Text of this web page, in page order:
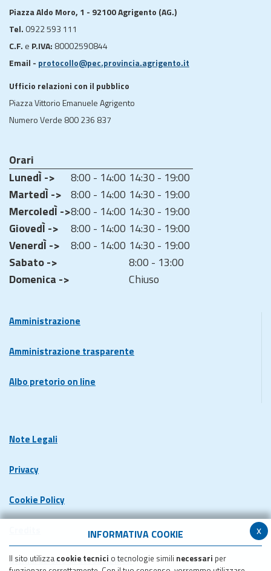
x
INFORMATIVA COOKIE
Il sito utilizza cookie tecnici o tecnologie simili necessari per
Piazza Aldo Moro, 1 - 92100 Agrigento (AG.)
Tel. 0922 593 111
C.F. e P.IVA: 80002590844
Email - protocollo@pec.provincia.agrigento.it
Ufficio relazioni con il pubblico
Piazza Vittorio Emanuele Agrigento
Numero Verde 800 236 837
Orari
LunedÌ ->
8:00 - 14:00 14:30 - 19:00
MartedÌ -> 8:00 - 14:00 14:30 - 19:00
MercoledÌ ->8:00 - 14:00 14:30 - 19:00
GiovedÌ ->
8:00 - 14:00 14:30 - 19:00
VenerdÌ ->
8:00 - 14:00 14:30 - 19:00
Sabato ->
8:00 - 13:00
Domenica ->
Chiuso
Amministrazione
Amministrazione trasparente
Albo pretorio on line
Note Legali
Privacy
Cookie Policy
Dichiarazione di accessibilita'